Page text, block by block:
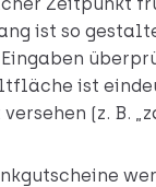
ist so
ist
(z. B.